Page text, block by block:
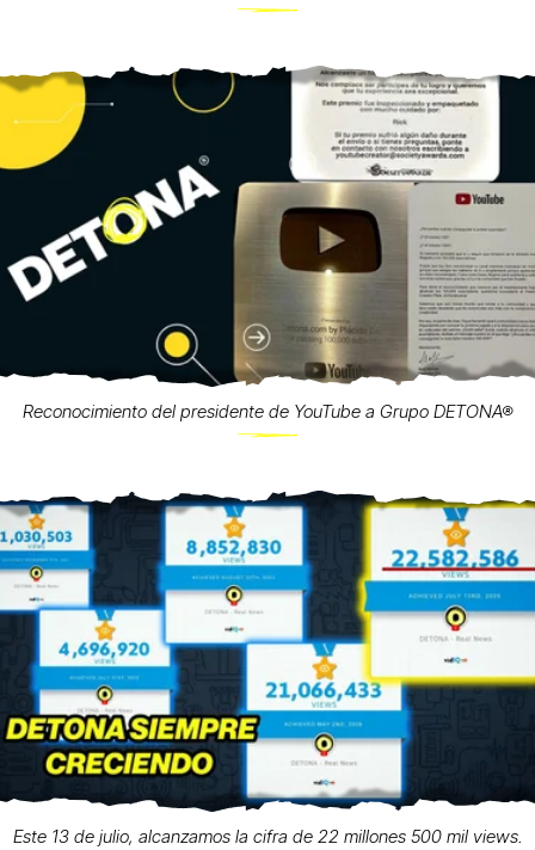
Reconocimiento del presidente de YouTube a Grupo DETONA®
Este 13 de julio, alcanzamos la cifra de 22 millones 500 mil views.